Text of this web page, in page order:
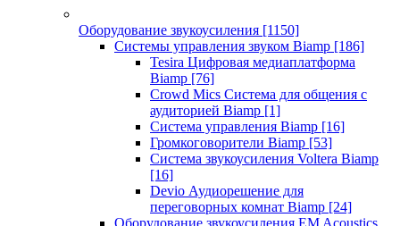
Оборудование звукоусиления [1150]
Системы управления звуком Biamp [186]
Tesira Цифровая медиаплатформа
Biamp [76]
Crowd Mics Система для общения с
аудиторией Biamp [1]
Система управления Biamp [16]
Громкоговорители Biamp [53]
Система звукоусиления Voltera Biamp
[16]
Devio Аудиорешение для
переговорных комнат Biamp [24]
Оборудование звукоусиления EM Acoustics